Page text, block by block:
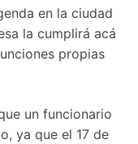
en la ciudad
la cumplirá acá
propias
un funcionario
ya que el 17 de